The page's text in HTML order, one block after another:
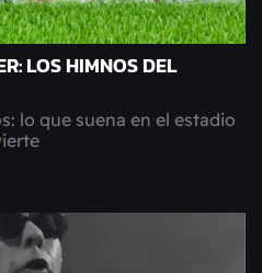
LOS HIMNOS DEL
lo que suena en el estadio